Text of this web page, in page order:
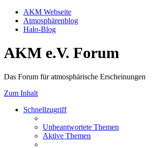
AKM Webseite
Atmosphärenblog
Halo-Blog
AKM e.V. Forum
Das Forum für atmosphärische Erscheinungen
Zum Inhalt
Schnellzugriff
Unbeantwortete Themen
Aktive Themen